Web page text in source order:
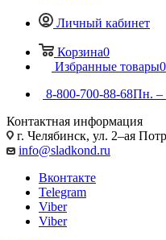
Личный кабинет
Корзина0
Избранные товары0
8-800-700-88-68Пн. –
Контактная информация
г. Челябинск, ул. 2–ая
info@sladkond.ru
Вконтакте
Telegram
Viber
Viber